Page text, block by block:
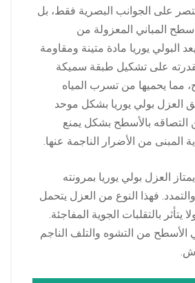
على الجوانب البصرية فقط، بل
المباني المعزولة من
البولي يوريا مادة متينة ومقاومة
على تشكيل طبقة سميكة
مما يحميها من تسرب المياه
العزل بولي يوريا بشكل موحد
بالأسطح بشكل يمنع
المبنى من الأضرار الناجمة عنها.
العزل بولي يوريا بمرونته
فهذا النوع من العزل يتحمل
يتأثر بالتقلبات الجوية المفاجئة.
الأسطح من التشوه والتلف الناجم